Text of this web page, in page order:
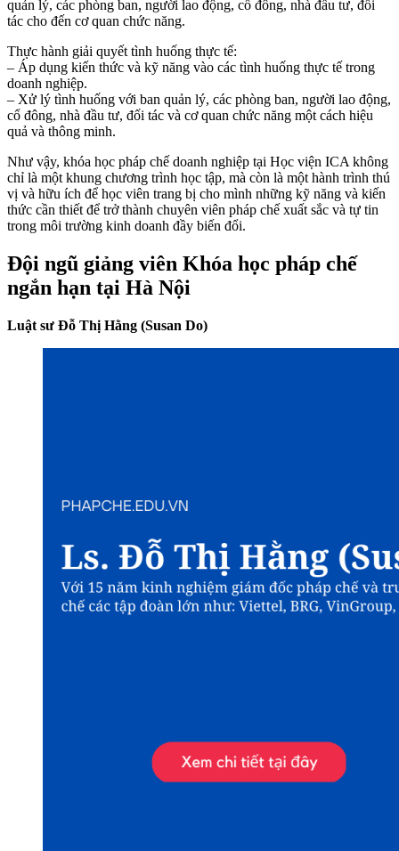
quản lý, các phòng ban, người lao động, cổ đông, nhà đầu tư, đối
tác cho đến cơ quan chức năng.
Thực hành giải quyết tình huống thực tế:
– Áp dụng kiến thức và kỹ năng vào các tình huống thực tế trong
doanh nghiệp.
– Xử lý tình huống với ban quản lý, các phòng ban, người lao động,
cổ đông, nhà đầu tư, đối tác và cơ quan chức năng một cách hiệu
quả và thông minh.
Như vậy, khóa học pháp chế doanh nghiệp tại Học viện ICA không
chỉ là một khung chương trình học tập, mà còn là một hành trình thú
vị và hữu ích để học viên trang bị cho mình những kỹ năng và kiến
thức cần thiết để trở thành chuyên viên pháp chế xuất sắc và tự tin
trong môi trường kinh doanh đầy biến đổi.
Đội ngũ giảng viên Khóa học pháp chế
ngắn hạn tại Hà Nội
Luật sư Đỗ Thị Hằng (Susan Do)